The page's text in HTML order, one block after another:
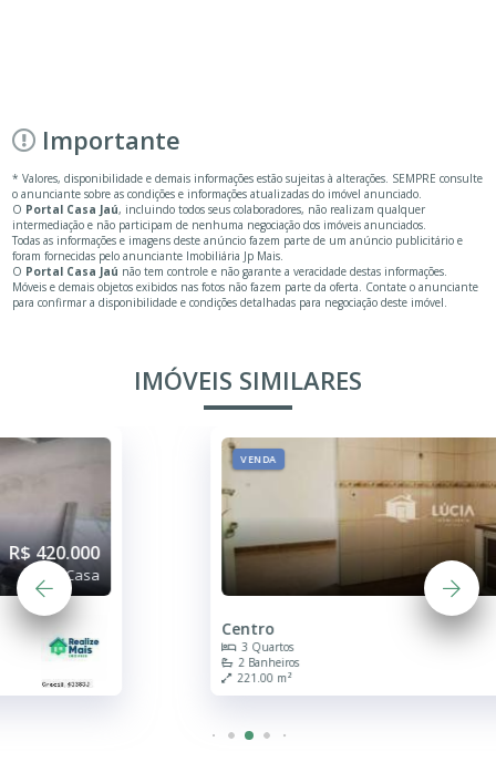
Importante
* Valores, disponibilidade e demais informações estão sujeitas à alterações. SEMPRE consulte
o anunciante sobre as condições e informações atualizadas do imóvel anunciado.
O Portal Casa Jaú, incluindo todos seus colaboradores, não realizam qualquer
intermediação e não participam de nenhuma negociação dos imóveis anunciados.
Todas as informações e imagens deste anúncio fazem parte de um anúncio publicitário e
foram fornecidas pelo anunciante Imobiliária Jp Mais.
O Portal Casa Jaú não tem controle e não garante a veracidade destas informações.
Móveis e demais objetos exibidos nas fotos não fazem parte da oferta. Contate o anunciante
para confirmar a disponibilidade e condições detalhadas para negociação deste imóvel.
IMÓVEIS SIMILARES
R$ 340.000
Casa
Centro
3 Quartos
2 Banheiros